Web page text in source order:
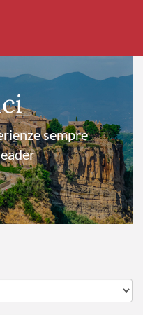
sempre